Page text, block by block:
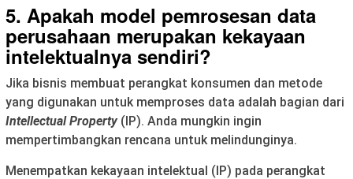
5. Apakah model pemrosesan data
perusahaan merupakan kekayaan
intelektualnya sendiri?
Jika bisnis membuat perangkat konsumen dan metode
yang digunakan untuk memproses data adalah bagian dari
Intellectual Property(IP). Anda mungkin ingin
mempertimbangkan rencana untuk melindunginya.
Menempatkan kekayaan intelektual (IP) pada perangkat